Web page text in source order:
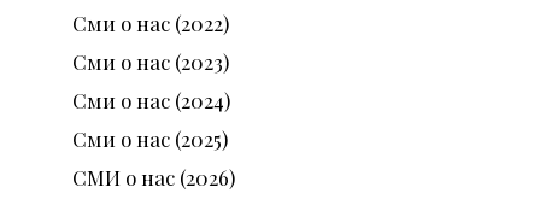
Сми о нас (2022)
Сми о нас (2023)
Сми о нас (2024)
Сми о нас (2025)
СМИ о нас (2026)